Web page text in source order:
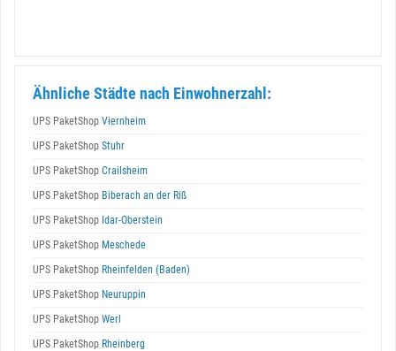
Ähnliche Städte nach Einwohnerzahl:
UPS PaketShop Viernheim
UPS PaketShop Stuhr
UPS PaketShop Crailsheim
UPS PaketShop Biberach an der Riß
UPS PaketShop Idar-Oberstein
UPS PaketShop Meschede
UPS PaketShop Rheinfelden (Baden)
UPS PaketShop Neuruppin
UPS PaketShop Werl
UPS PaketShop Rheinberg